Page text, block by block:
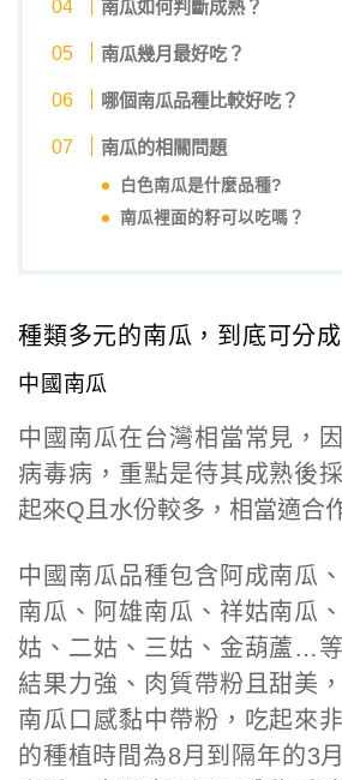
南瓜如何判斷成熟？
南瓜幾月最好吃？
哪個南瓜品種比較好吃？
南瓜的相關問題
白色南瓜是什麼品種?
南瓜裡面的籽可以吃嗎？
種類多元的南瓜，到底可分
中國南瓜
中國南瓜在台灣相當常見，
病毒病，重點是待其成熟後
起來Q且水份較多，相當適合
中國南瓜品種包含阿成南瓜
南瓜、阿雄南瓜、祥姑南瓜
姑、二姑、三姑、金葫蘆…
結果力強、肉質帶粉且甜美
南瓜口感黏中帶粉，吃起來
的種植時間為8月到隔年的3